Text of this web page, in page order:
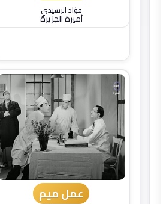
فؤاد الرشيدي
أميرة الجزيرة
عمل ميم